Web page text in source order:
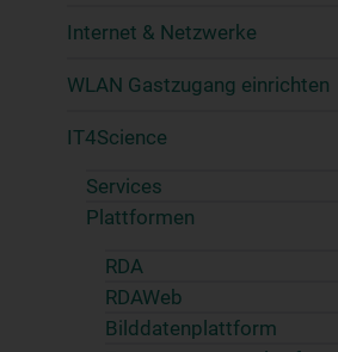
Internet & Netzwerke
WLAN Gastzugang einrichten
IT4Science
Services
Plattformen
RDA
RDAWeb
Bilddatenplattform